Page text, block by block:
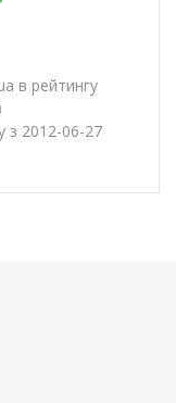
в рейтингу
з 2012-06-27